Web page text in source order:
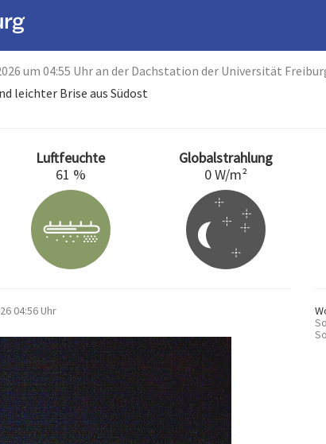
um 04:55 Uhr an der Dachstation der Universität
leichter Brise aus Südost
Luftfeuchte
61 %
Globalstrahlung
0 W/m²
04:56 Uhr